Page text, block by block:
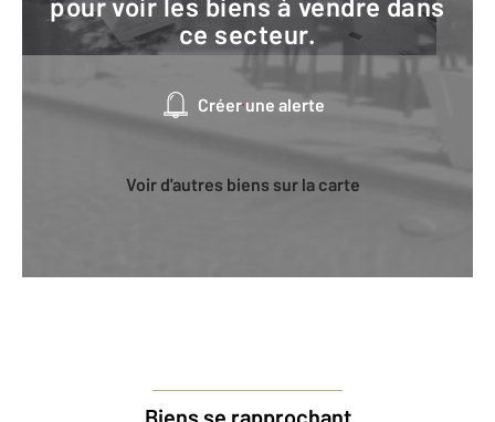
ce secteur.
Créer une alerte
Voir d'autres biens sur la carte
Biens se rapprochant